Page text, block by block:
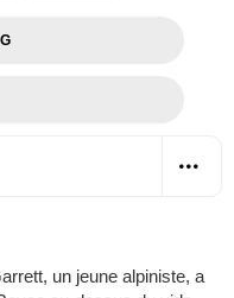
un jeune alpiniste, a